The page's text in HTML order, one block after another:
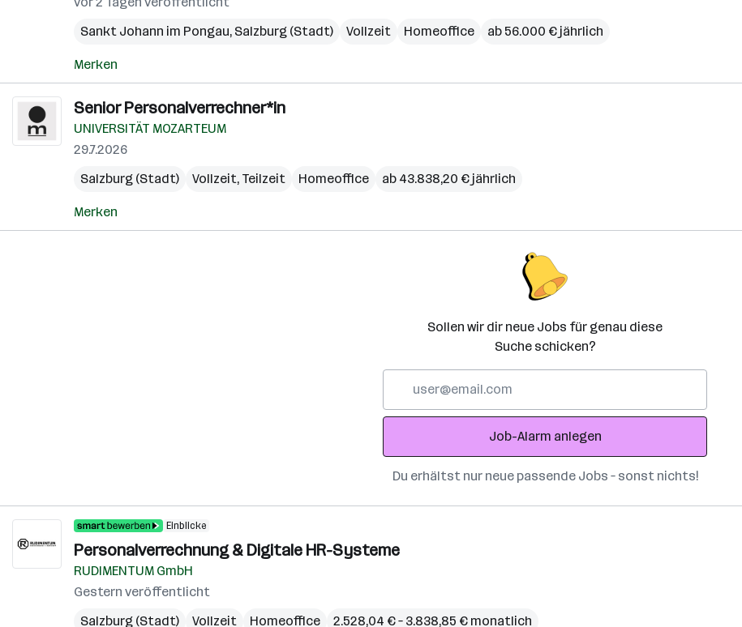
Sankt Johann im Pongau, Salzburg (Stadt) Vollzeit Homeoffice ab 56.000 € jährlich
Merken
Senior Personalverrechner*in
UNIVERSITÄT MOZARTEUM
29.7.2026
Salzburg (Stadt)
Vollzeit, Teilzeit Homeoffice ab 43.838,20 € jährlich
Merken
Sollen wir dir neue Jobs für genau diese
Suche schicken?
Adresse
Job-Alarm anlegen
Du erhältst nur neue passende Jobs – sonst nichts!
Einblicke
Personalverrechnung & Digitale HR-Systeme
RUDIMENTUM GmbH
Gestern veröffentlicht
Salzburg (Stadt)
Vollzeit Homeoffice 2.528,04 € – 3.838,85 € monatlich